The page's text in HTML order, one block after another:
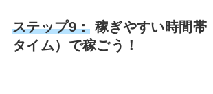
ステップ9： 稼ぎやすい時間帯
タイム）で稼ごう！